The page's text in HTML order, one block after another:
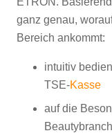
ganz genau,
Bereich ankommt:
intuitiv
TSE-Kasse
auf die